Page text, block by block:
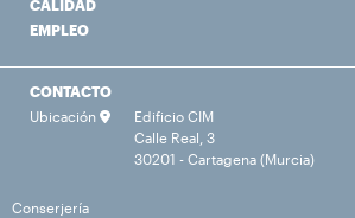
CALIDAD
EMPLEO
CONTACTO
Ubicación
Edificio CIM
Calle Real, 3
30201 - Cartagena (Murcia)
Conserjería